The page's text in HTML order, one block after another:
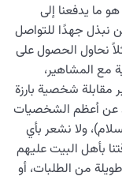
الكامل؟
‘لا إله إلا
وماذا
ما يدفعنا إلى
نبذل جهدًا للتواصل
نحاول الحصول على
مع المشاهير،
مقابلة شخصية بارزة
عن أعظم الشخصيات
ولا نشعر بأي
بأهل البيت عليهم
من الطلبات، أو